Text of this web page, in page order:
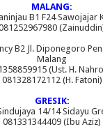
MALANG:
B1 F24 Sawojajar
B2 Jl. Diponegoro
Malang
(Ust. H.
081328172112 (H. Fatoni)
GRESIK:
14/14 Sidayu
081331344409 (Ibu Aziz)